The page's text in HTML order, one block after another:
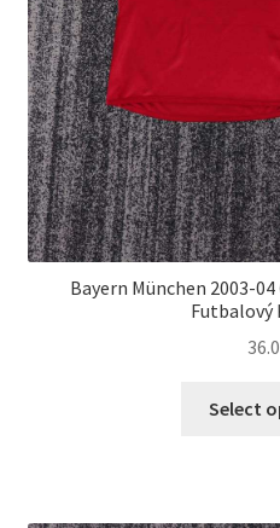
Bayern München 2003-
36.0
Select